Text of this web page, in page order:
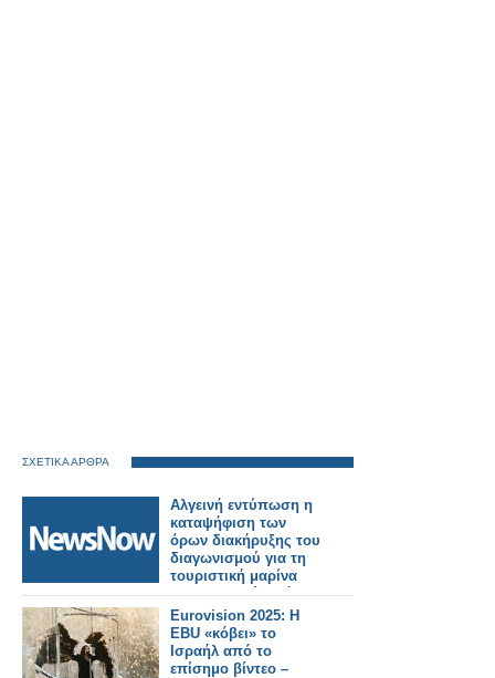
ΣΧΕΤΙΚΑ ΑΡΘΡΑ
Αλγεινή εντύπωση η
καταψήφιση των
όρων διακήρυξης του
διαγωνισμού για τη
τουριστική μαρίνα
του Αστακού από τον
κ. Γαλούνη και η
ανακοίνωση
προσφυγής εκ μέρους
του. Το άλλο μέλος
Eurovision 2025: Η
EBU «κόβει» το
Ισραήλ από το
επίσημο βίντεο –